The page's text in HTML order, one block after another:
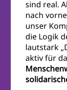
sind real.
nach
unser
die Logik
lautstark
aktiv für